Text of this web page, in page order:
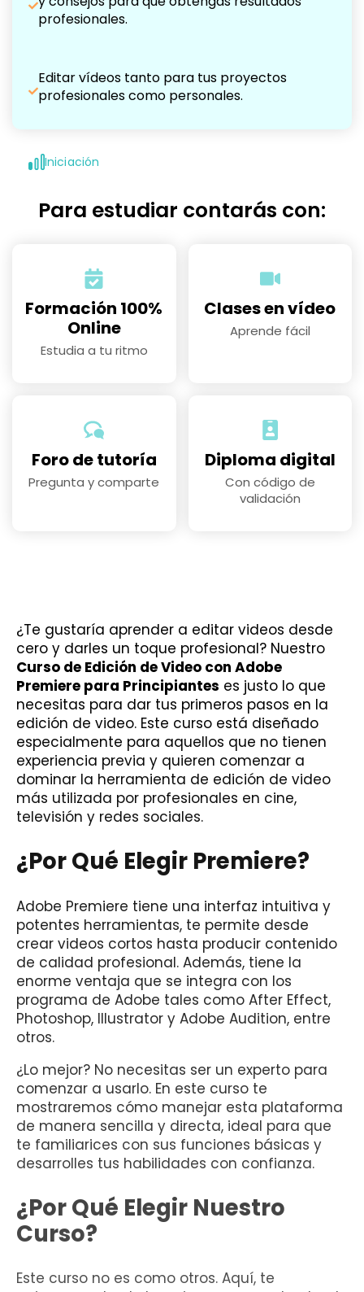
profesionales.
Editar vídeos tanto para tus proyectos
profesionales como personales.
Iniciación
Para estudiar contarás con:
Formación 100%
Online
Estudia a tu ritmo
Clases en vídeo
Aprende fácil
Foro de tutoría
Pregunta y comparte
Diploma digital
Con código de
validación
¿Te gustaría aprender a editar videos desde
cero y darles un toque profesional? Nuestro
Curso de Edición de Video con Adobe
Premiere para Principiantes es justo lo que
necesitas para dar tus primeros pasos en la
edición de video. Este curso está diseñado
especialmente para aquellos que no tienen
experiencia previa y quieren comenzar a
dominar la herramienta de edición de video
más utilizada por profesionales en cine,
televisión y redes sociales.
¿Por Qué Elegir Premiere?
Adobe Premiere tiene una interfaz intuitiva y
potentes herramientas, te permite desde
crear videos cortos hasta producir contenido
de calidad profesional. Además, tiene la
enorme ventaja que se integra con los
programa de Adobe tales como After Effect,
Photoshop, Illustrator y Adobe Audition, entre
otros.
¿Lo mejor? No necesitas ser un experto para
comenzar a usarlo. En este curso te
mostraremos cómo manejar esta plataforma
de manera sencilla y directa, ideal para que
te familiarices con sus funciones básicas y
desarrolles tus habilidades con confianza.
¿Por Qué Elegir Nuestro
Curso?
Este curso no es como otros. Aquí, te